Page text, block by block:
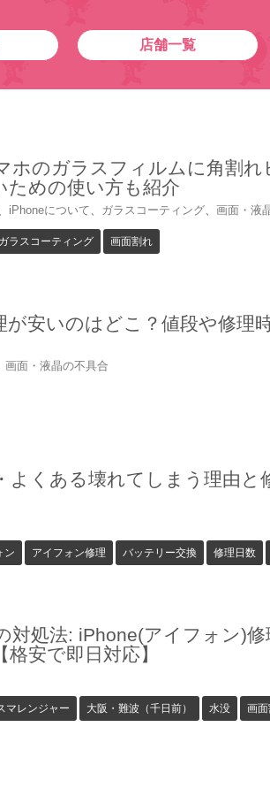
店舗一覧
ホのガラスフィルムに角割れ
ための使い方も紹介
iPhoneについて、 ガラスコーティング、 画面・液
ガラスコーティング 画面割れ
が安いのはどこ？値段や修理
画面・液晶の不具合
よくある壊れてしまう理由と
ン アイフォン修理 バッテリー交換 修理日数
対処法: iPhone(アイフォン)修
安で即日対応】
マレンジャー 大阪・難波（千日前） 水没 画